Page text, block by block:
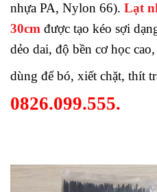
nhựa PA, Nylon 66). Lạt
30cm được tạo kéo sợi
dẻo dai, độ bền cơ học
dùng để bó, xiết chặt, thít
0826.099.555.